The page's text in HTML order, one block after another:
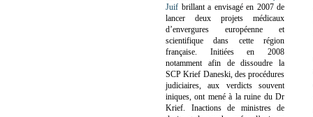
Juif brillant a envisagé en 2007 de
lancer deux projets médicaux
d’envergures européenne et
scientifique dans cette région
française. Initiées en 2008
notamment afin de dissoudre la
SCP Krief Daneski, des procédures
judiciaires, aux verdicts souvent
iniques, ont mené à la ruine du Dr
Krief. Inactions de ministres de